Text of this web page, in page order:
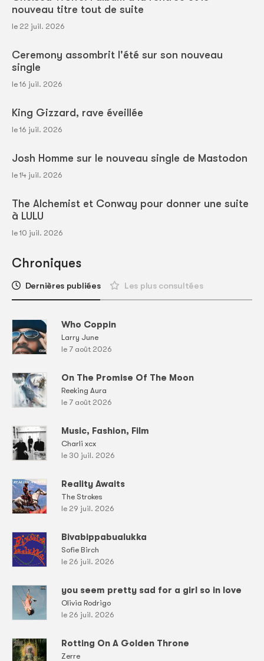
nouveau titre tout de suite
le 22 juil. 2026
Ceremony assombrit l'été sur son nouveau
single
le 16 juil. 2026
King Gizzard, rave éveillée
le 16 juil. 2026
Josh Homme sur le nouveau single de Mastodon
le 14 juil. 2026
The Alchemist et Conway pour donner une suite
à LULU
le 10 juil. 2026
Chroniques
Dernières publiées Les plus consultées
Who Coppin
Larry June
le 7 août 2026
On The Promise Of The Moon
Reeking Aura
le 7 août 2026
Music, Fashion, Film
Charli xcx
le 30 juil. 2026
Reality Awaits
The Strokes
le 29 juil. 2026
Bivabippabualukka
Sofie Birch
le 26 juil. 2026
you seem pretty sad for a girl so in love
Olivia Rodrigo
le 26 juil. 2026
Rotting On A Golden Throne
Zerre